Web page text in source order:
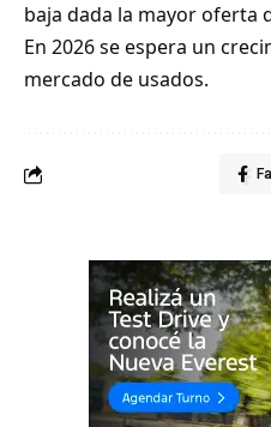
baja dada la mayor oferta
En 2026 se espera un
mercado de usados.